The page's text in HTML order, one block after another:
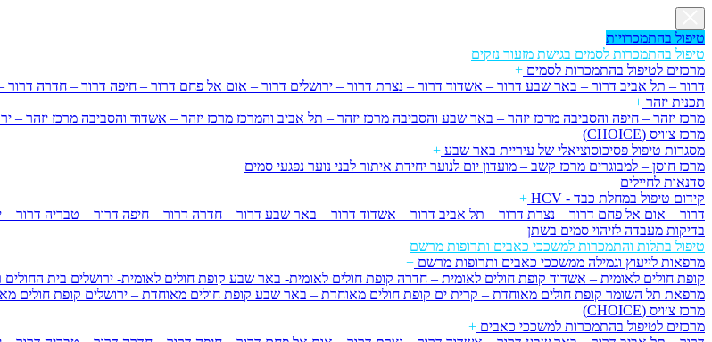
טיפול בהתמכרויות
טיפול בהתמכרות לסמים בגישת מזעור נזקים
מרכזים לטיפול בהתמכרות לסמים +
דרור – תל אביב דרור – באר שבע דרור – אשדוד דרור – נצרת דרור – ירושלים דרור – אום אל פחם דרור – חיפה דרור – חדרה דרור
תכנית יזהר +
מרכז יזהר – חיפה והסביבה מרכז יזהר – באר שבע והסביבה מרכז יזהר – תל אביב והמרכז מרכז יזהר – אשדוד והסביבה מרכז יזהר –
מרכז צ׳ויס (CHOICE)
מסגרות טיפול פסיכוסוציאלי של עיריית באר שבע +
מרכז חוסן – למבוגרים מרכז קשב – מועדון יום לנוער יחידת איתור לבני נוער נפגעי סמים
סדנאות לחיילים
קידום טיפול במחלת כבד - HCV
+
דרור – אום אל פחם דרור – נצרת דרור – תל אביב דרור – אשדוד דרור – באר שבע דרור – חדרה דרור – חיפה דרור – טבריה דרור –
בדיקות מעבדה לזיהוי סמים בשתן
טיפול בתלות והתמכרות למשככי כאבים ותרופות מרשם
מרפאות לייעוץ וגמילה ממשככי כאבים ותרופות מרשם +
קופת חולים לאומית – אשדוד קופת חולים לאומית – חדרה קופת חולים לאומית- באר שבע קופת חולים לאומית- ירושלים בית
מרפאת תל השומר קופת חולים מאוחדת – קרית ים קופת חולים מאוחדת – באר שבע קופת חולים מאוחדת – ירושלים קופת חולים
מרכז צ׳ויס (CHOICE)
מרכזים לטיפול בהתמכרות למשככי כאבים +